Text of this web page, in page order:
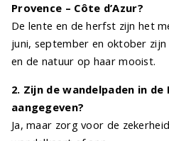
Provence – Côte d’Azur?
De lente en de herfst zijn het
juni, september en oktober
en de natuur op haar mooist.
2. Zijn de wandelpaden in de
aangegeven?
Ja, maar zorg voor de